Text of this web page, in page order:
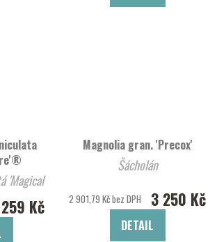
259 Kč
Magnolia gran. 'Precox'
Šácholán
2 901,79 Kč bez DPH 3 250 Kč
DETAIL